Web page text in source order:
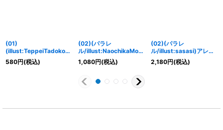
(01)
(illust:TeppeiTadokoro
)サクヤモン【R】{BT5-
044}《黄》
580円(税込)
(02)(パラレ
ル/illust:NaochikaMori
shita)ブリッツグレイモ
ン【SR-P】{EX4-051}
1,080円(税込)
(02)(パラレ
ル/illust:sasasi)アレス
タードラモン：スペリオ
ルモード【SR-P】
2,180円(税込)